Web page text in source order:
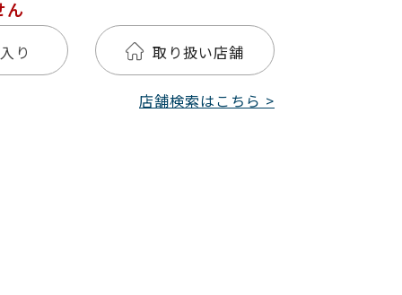
ん
り 取り扱い店舗
店舗検索はこちら >